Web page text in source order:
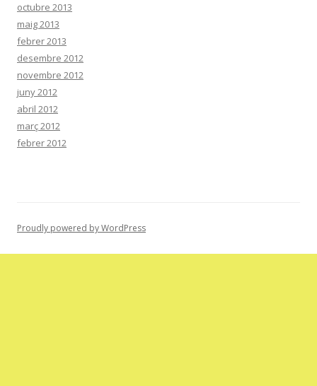
octubre 2013
maig 2013
febrer 2013
desembre 2012
novembre 2012
juny 2012
abril 2012
març 2012
febrer 2012
Proudly powered by WordPress